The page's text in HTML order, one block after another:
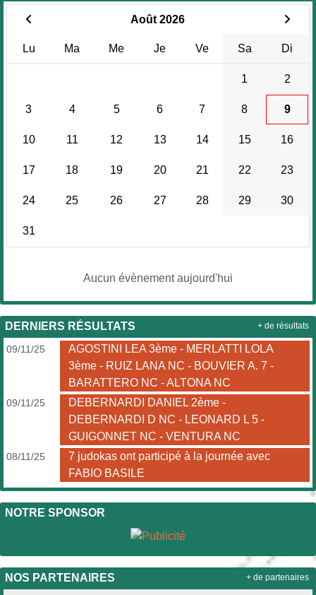
Août 2026
Lu Ma Me Je Ve Sa Di
1 2
3 4 5 6 7 8 9
10 11 12 13 14 15 16
17 18 19 20 21 22 23
24 25 26 27 28 29 30
31
Aucun évènement aujourd'hui
DERNIERS RÉSULTATS
09/11/25
AGOSTINI LEA 3ème - MERLATTI LOLA
3ème - RUIZ LANA NC - BOUVIER A. 7 -
BARATTERO NC - ALTONA NC
09/11/25
DEBERNARDI DANIEL 2ème -
DEBERNARDI D NC - LEONARD L 5 -
GUIGONNET NC - VENTURA NC
08/11/25
7 judokas ont participé à la journée avec
FABIO BASILE
+ de résultats
NOTRE SPONSOR
NOS PARTENAIRES + de partenaires